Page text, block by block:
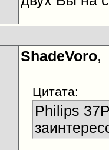
ShadeVoro,
Цитата:
Philips